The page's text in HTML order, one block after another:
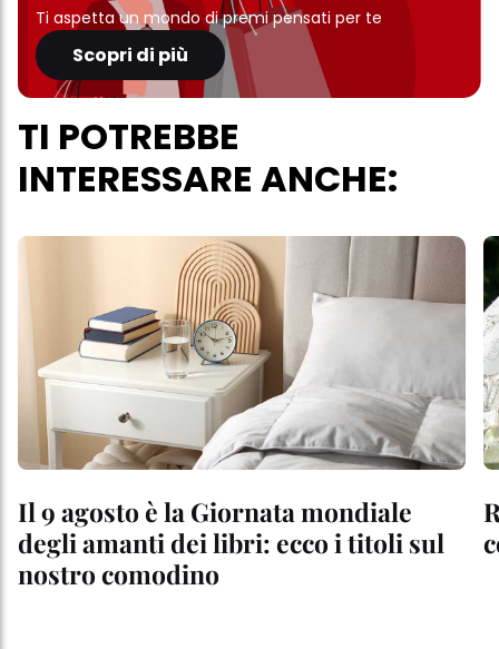
Ti aspetta un mondo di premi pensati per te
Scopri di più
TI POTREBBE
INTERESSARE ANCHE:
Il 9 agosto è la Giornata mondiale
degli amanti dei libri: ecco i titoli sul
nostro comodino